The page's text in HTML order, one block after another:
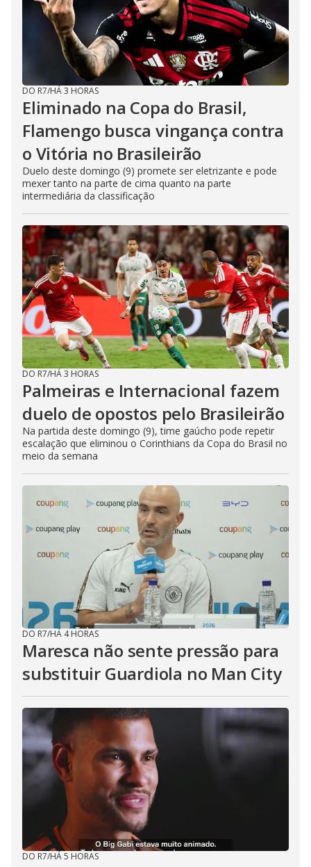
DO R7/HÁ 3 HORAS
Eliminado na Copa do Brasil,
Flamengo busca vingança contra
o Vitória no Brasileirão
Duelo deste domingo (9) promete ser eletrizante e pode
mexer tanto na parte de cima quanto na parte
intermediária da classificação
DO R7/HÁ 3 HORAS
Palmeiras e Internacional fazem
duelo de opostos pelo Brasileirão
Na partida deste domingo (9), time gaúcho pode repetir
escalação que eliminou o Corinthians da Copa do Brasil no
meio da semana
DO R7/HÁ 4 HORAS
Maresca não sente pressão para
substituir Guardiola no Man City
DO R7/HÁ 5 HORAS